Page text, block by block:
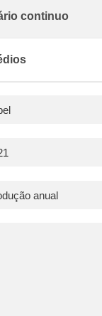
continuo